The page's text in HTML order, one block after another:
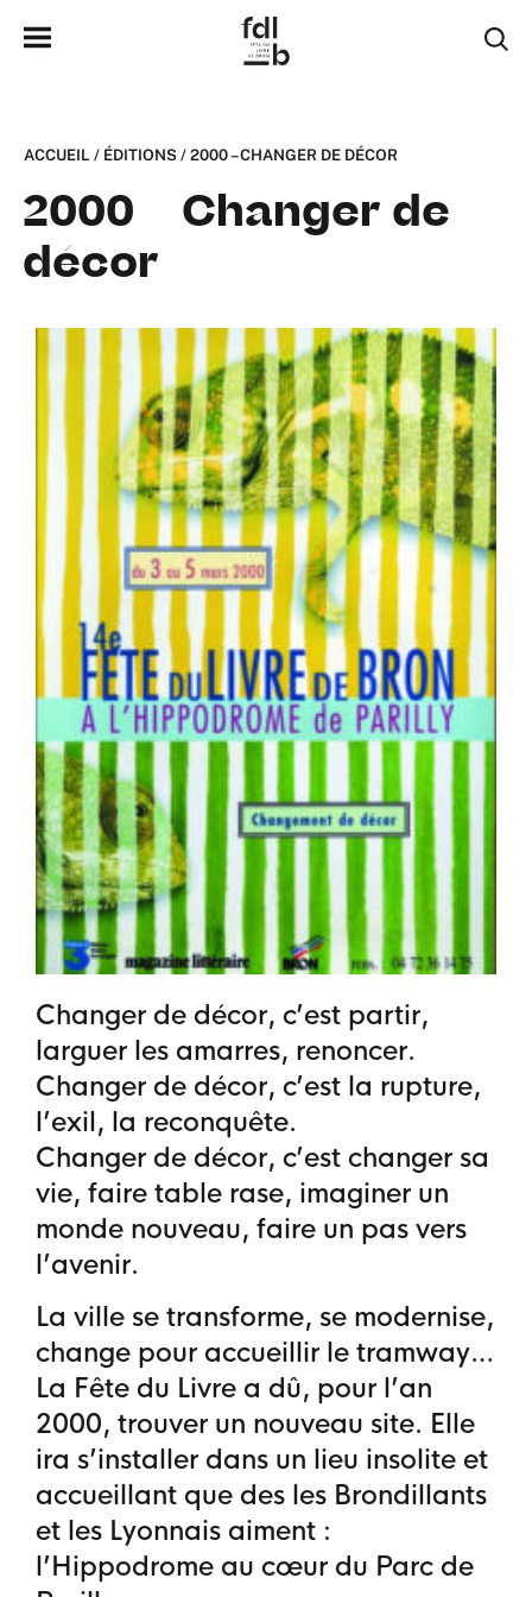
ACCUEIL / ÉDITIONS / 2000 – CHANGER DE DÉCOR
2000 – Changer de
décor
Changer de décor, c’est partir,
larguer les amarres, renoncer.
Changer de décor, c’est la rupture,
l’exil, la reconquête.
Changer de décor, c’est changer sa
vie, faire table rase, imaginer un
monde nouveau, faire un pas vers
l’avenir.
La ville se transforme, se modernise,
change pour accueillir le tramway…
La Fête du Livre a dû, pour l’an
2000, trouver un nouveau site. Elle
ira s’installer dans un lieu insolite et
accueillant que des les Brondillants
et les Lyonnais aiment :
l’Hippodrome au cœur du Parc de